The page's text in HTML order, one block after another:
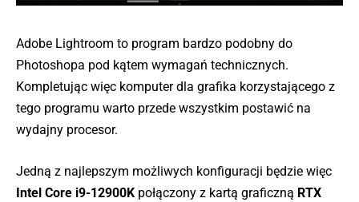
Adobe Lightroom to program bardzo podobny do
Photoshopa pod kątem wymagań technicznych.
Kompletując więc komputer dla grafika korzystającego z
tego programu warto przede wszystkim postawić na
wydajny procesor.
Jedną z najlepszym możliwych konfiguracji będzie więc
Intel Core i9-12900K połączony z kartą graficzną RTX